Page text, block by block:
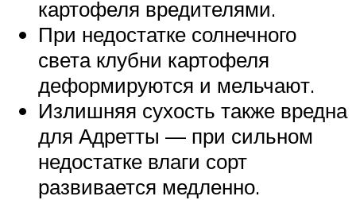
картофеля вредителями.
При недостатке солнечного
света клубни картофеля
деформируются и мельчают.
Излишняя сухость также вредна
для Адретты — при сильном
недостатке влаги сорт
развивается медленно.